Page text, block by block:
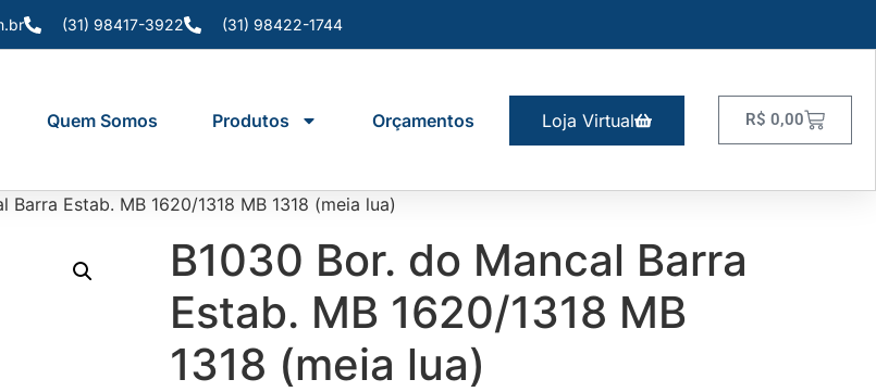
(31) 98422-1744
(31) 98417-3922
Quem Somos Produtos Orçamentos Loja Virtual R$ 0,00
Barra Estab. MB 1620/1318 MB 1318 (meia lua)
B1030 Bor. do Mancal Barra
Estab. MB 1620/1318 MB
1318 (meia lua)